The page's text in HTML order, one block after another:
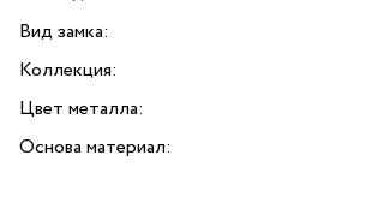
Вид замка:
Коллекция:
Цвет металла:
Основа материал: